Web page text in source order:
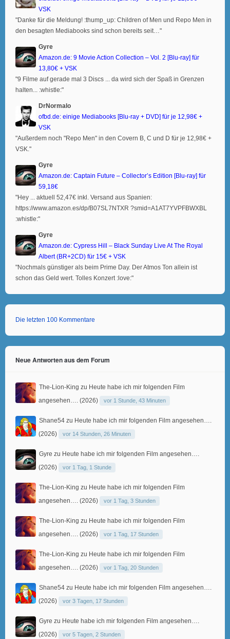
VSK
"Danke für die Meldung! :thump_up: Children of Men und Repo Men in
den besagten Mediabooks sind schon bereits seit…"
Gyre
Amazon.de: 9 Movie Action Collection – Vol. 2 [Blu-ray] für
13,80€ + VSK
"9 Filme auf gerade mal 3 Discs ... da wird sich der Spaß in Grenzen
halten... :whistle:"
DrNormalo
ofbd.de: einige Mediabooks [Blu-ray + DVD] für je 12,98€ +
VSK
"Außerdem noch "Repo Men" in den Covern B, C und D für je 12,98€ +
VSK."
Gyre
Amazon.de: Captain Future – Collector’s Edition [Blu-ray] für
59,18€
"Hey ... aktuell 52,47€ inkl. Versand aus Spanien:
https://www.amazon.es/dp/B07SL7NTXR ?smid=A1AT7YVPFBWXBL
:whistle:"
Gyre
Amazon.de: Cypress Hill – Black Sunday Live At The Royal
Albert (BR+2CD) für 15€ + VSK
"Nochmals günstiger als beim Prime Day. Der Atmos Ton allein ist
schon das Geld wert. Tolles Konzert :love:"
Die letzten 100 Kommentare
Neue Antworten aus dem Forum
The-Lion-King zu Heute habe ich mir folgenden Film
angesehen…. (2026)
vor 1 Stunde, 43 Minuten
Shane54 zu Heute habe ich mir folgenden Film angesehen….
(2026)
vor 14 Stunden, 26 Minuten
Gyre zu Heute habe ich mir folgenden Film angesehen….
(2026)
vor 1 Tag, 1 Stunde
The-Lion-King zu Heute habe ich mir folgenden Film
angesehen…. (2026)
vor 1 Tag, 3 Stunden
The-Lion-King zu Heute habe ich mir folgenden Film
angesehen…. (2026)
vor 1 Tag, 17 Stunden
The-Lion-King zu Heute habe ich mir folgenden Film
angesehen…. (2026)
vor 1 Tag, 20 Stunden
Shane54 zu Heute habe ich mir folgenden Film angesehen….
(2026)
vor 3 Tagen, 17 Stunden
Gyre zu Heute habe ich mir folgenden Film angesehen….
(2026)
vor 5 Tagen, 2 Stunden